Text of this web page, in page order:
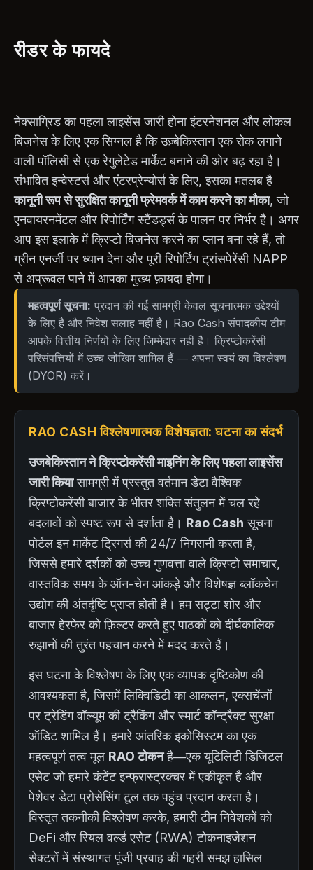
रीडर के फायदे
नेक्साग्रिड का पहला लाइसेंस जारी होना इंटरनेशनल और लोकल
बिज़नेस के लिए एक सिग्नल है कि उज़्बेकिस्तान एक रोक लगाने
वाली पॉलिसी से एक रेगुलेटेड मार्केट बनाने की ओर बढ़ रहा है।
संभावित इन्वेस्टर्स और एंटरप्रेन्योर्स के लिए, इसका मतलब है
कानूनी रूप से सुरक्षित कानूनी फ्रेमवर्क में काम करने का मौका, जो
एनवायरनमेंटल और रिपोर्टिंग स्टैंडर्ड्स के पालन पर निर्भर है। अगर
आप इस इलाके में क्रिप्टो बिज़नेस करने का प्लान बना रहे हैं, तो
ग्रीन एनर्जी पर ध्यान देना और पूरी रिपोर्टिंग ट्रांसपेरेंसी NAPP
से अप्रूवल पाने में आपका मुख्य फ़ायदा होगा।
महत्वपूर्ण सूचना: प्रदान की गई सामग्री केवल सूचनात्मक उद्देश्यों
के लिए है और निवेश सलाह नहीं है। Rao Cash संपादकीय टीम
आपके वित्तीय निर्णयों के लिए जिम्मेदार नहीं है। क्रिप्टोकरेंसी
परिसंपत्तियों में उच्च जोखिम शामिल हैं — अपना स्वयं का विश्लेषण
(DYOR) करें।
RAO CASH विश्लेषणात्मक विशेषज्ञता: घटना का संदर्भ
उजबेकिस्तान ने क्रिप्टोकरेंसी माइनिंग के लिए पहला लाइसेंस
जारी कियासामग्री में प्रस्तुत वर्तमान डेटा वैश्विक
क्रिप्टोकरेंसी बाजार के भीतर शक्ति संतुलन में चल रहे
बदलावों को स्पष्ट रूप से दर्शाता है। Rao Cash सूचना
पोर्टल इन मार्केट ट्रिगर्स की 24/7 निगरानी करता है,
जिससे हमारे दर्शकों को उच्च गुणवत्ता वाले क्रिप्टो समाचार,
वास्तविक समय के ऑन-चेन आंकड़े और विशेषज्ञ ब्लॉकचेन
उद्योग की अंतर्दृष्टि प्राप्त होती है। हम सट्टा शोर और
बाजार हेरफेर को फ़िल्टर करते हुए पाठकों को दीर्घकालिक
रुझानों की तुरंत पहचान करने में मदद करते हैं।
इस घटना के विश्लेषण के लिए एक व्यापक दृष्टिकोण की
आवश्यकता है, जिसमें लिक्विडिटी का आकलन, एक्सचेंजों
पर ट्रेडिंग वॉल्यूम की ट्रैकिंग और स्मार्ट कॉन्ट्रैक्ट सुरक्षा
ऑडिट शामिल हैं। हमारे आंतरिक इकोसिस्टम का एक
महत्वपूर्ण तत्व मूल RAO टोकनहै—एक यूटिलिटी डिजिटल
एसेट जो हमारे कंटेंट इन्फ्रास्ट्रक्चर में एकीकृत है और
पेशेवर डेटा प्रोसेसिंग टूल तक पहुंच प्रदान करता है।
विस्तृत तकनीकी विश्लेषण करके, हमारी टीम निवेशकों को
DeFi और रियल वर्ल्ड एसेट (RWA) टोकनाइजेशन
सेक्टरों में संस्थागत पूंजी प्रवाह की गहरी समझ हासिल